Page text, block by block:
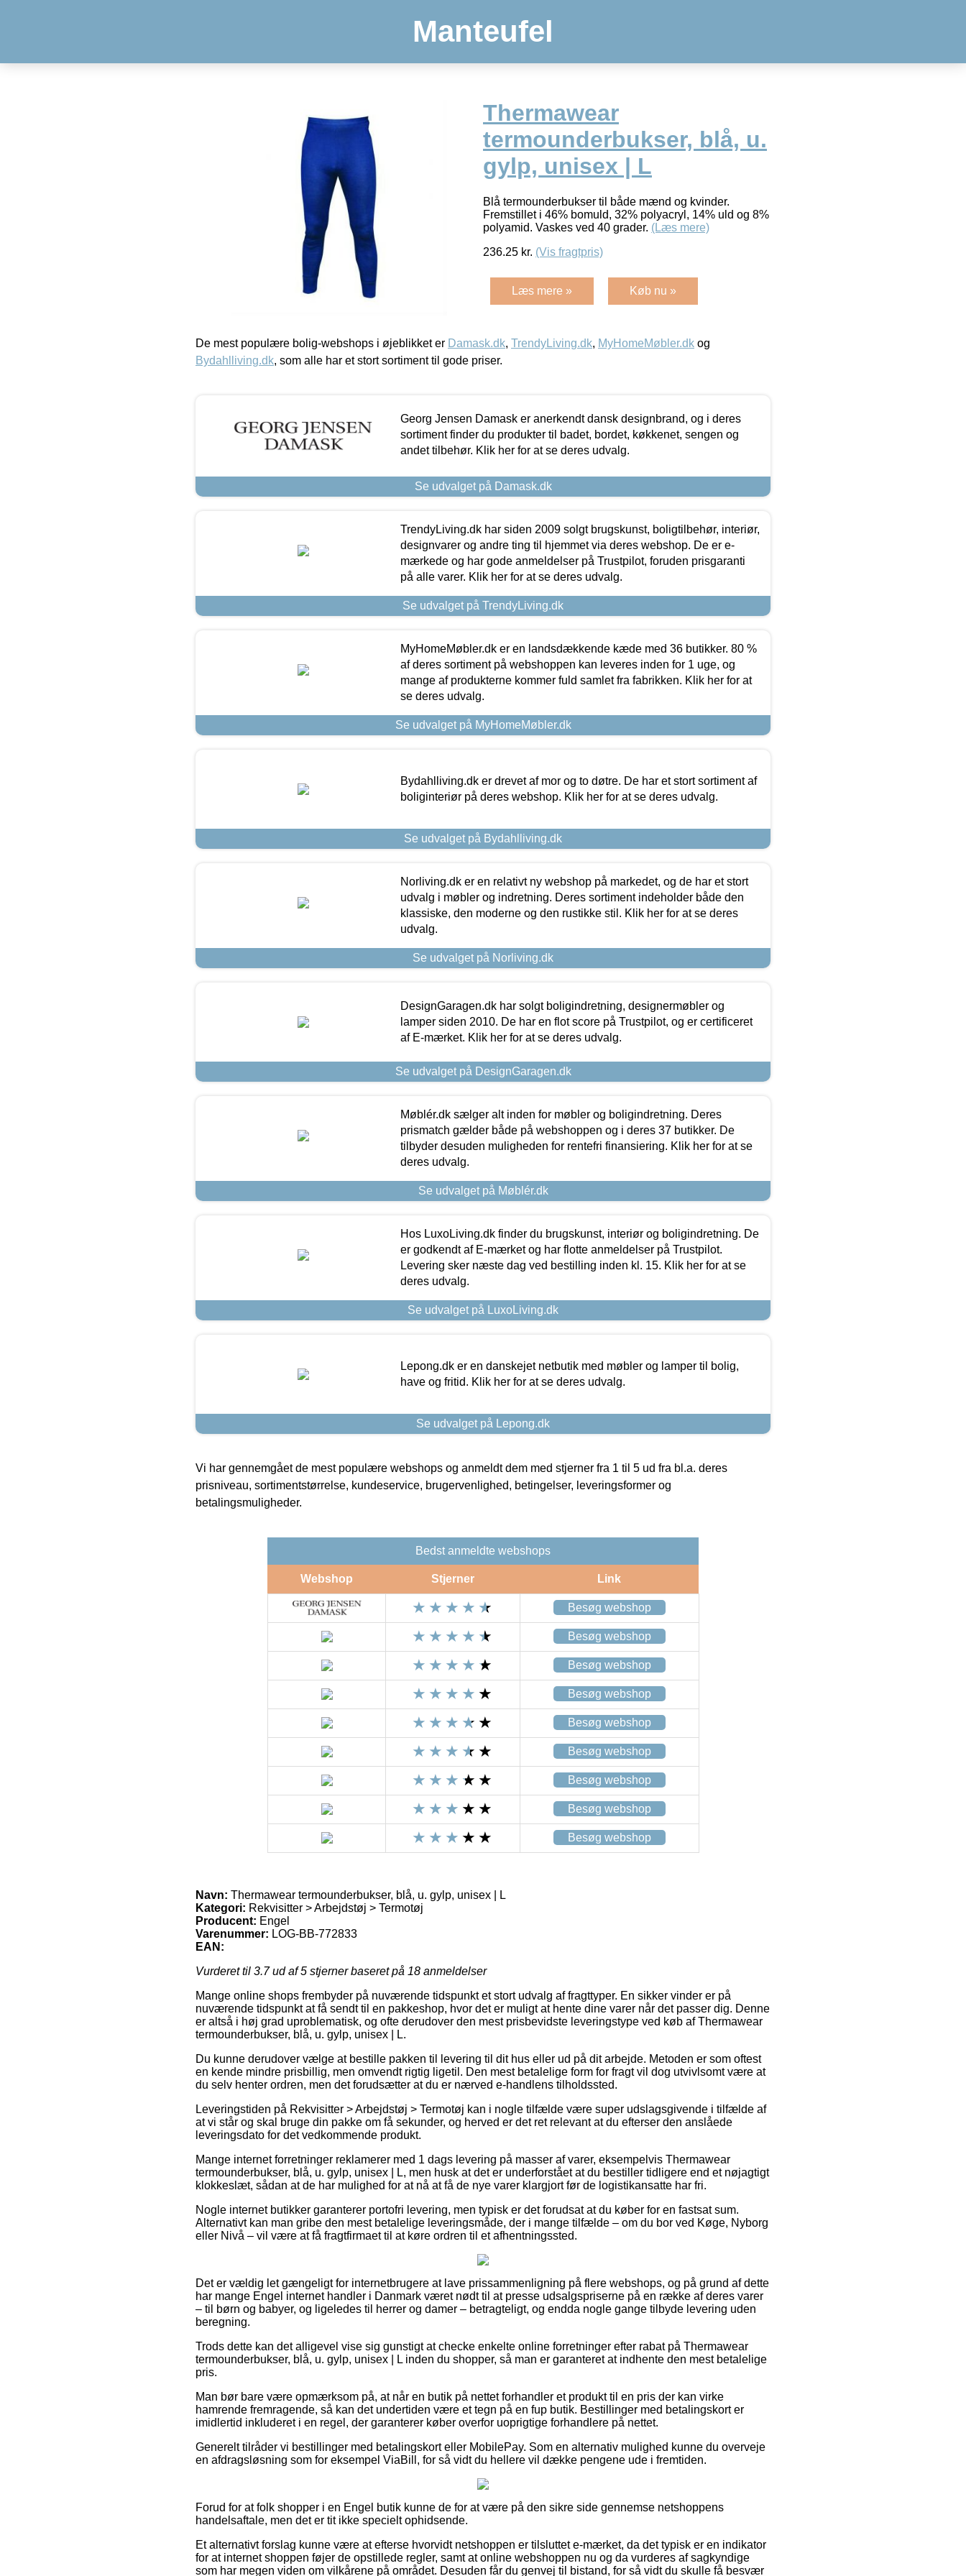
Manteufel
Thermawear
termounderbukser, blå, u.
gylp, unisex | L
Blå termounderbukser til både mænd og kvinder.
Fremstillet i 46% bomuld, 32% polyacryl, 14% uld og 8%
polyamid. Vaskes ved 40 grader. (Læs mere)
236.25 kr. (Vis fragtpris)
Læs mere » Køb nu »
De mest populære bolig-webshops i øjeblikket er Damask.dk, TrendyLiving.dk, MyHomeMøbler.dk og
Bydahlliving.dk, som alle har et stort sortiment til gode priser.
Georg Jensen Damask er anerkendt dansk designbrand, og i deres
sortiment finder du produkter til badet, bordet, køkkenet, sengen og
andet tilbehør. Klik her for at se deres udvalg.
Se udvalget på Damask.dk
TrendyLiving.dk har siden 2009 solgt brugskunst, boligtilbehør, interiør,
designvarer og andre ting til hjemmet via deres webshop. De er e-
mærkede og har gode anmeldelser på Trustpilot, foruden prisgaranti
på alle varer. Klik her for at se deres udvalg.
Se udvalget på TrendyLiving.dk
MyHomeMøbler.dk er en landsdækkende kæde med 36 butikker. 80 %
af deres sortiment på webshoppen kan leveres inden for 1 uge, og
mange af produkterne kommer fuld samlet fra fabrikken. Klik her for at
se deres udvalg.
Se udvalget på MyHomeMøbler.dk
Bydahlliving.dk er drevet af mor og to døtre. De har et stort sortiment af
boliginteriør på deres webshop. Klik her for at se deres udvalg.
Se udvalget på Bydahlliving.dk
Norliving.dk er en relativt ny webshop på markedet, og de har et stort
udvalg i møbler og indretning. Deres sortiment indeholder både den
klassiske, den moderne og den rustikke stil. Klik her for at se deres
udvalg.
Se udvalget på Norliving.dk
DesignGaragen.dk har solgt boligindretning, designermøbler og
lamper siden 2010. De har en flot score på Trustpilot, og er certificeret
af E-mærket. Klik her for at se deres udvalg.
Se udvalget på DesignGaragen.dk
Møblér.dk sælger alt inden for møbler og boligindretning. Deres
prismatch gælder både på webshoppen og i deres 37 butikker. De
tilbyder desuden muligheden for rentefri finansiering. Klik her for at se
deres udvalg.
Se udvalget på Møblér.dk
Hos LuxoLiving.dk finder du brugskunst, interiør og boligindretning. De
er godkendt af E-mærket og har flotte anmeldelser på Trustpilot.
Levering sker næste dag ved bestilling inden kl. 15. Klik her for at se
deres udvalg.
Se udvalget på LuxoLiving.dk
Lepong.dk er en danskejet netbutik med møbler og lamper til bolig,
have og fritid. Klik her for at se deres udvalg.
Se udvalget på Lepong.dk
Vi har gennemgået de mest populære webshops og anmeldt dem med stjerner fra 1 til 5 ud fra bl.a. deres
prisniveau, sortimentstørrelse, kundeservice, brugervenlighed, betingelser, leveringsformer og
betalingsmuligheder.
Bedst anmeldte webshops
Webshop Stjerner Link
Besøg webshop
Besøg webshop
Besøg webshop
Besøg webshop
Besøg webshop
Besøg webshop
Besøg webshop
Besøg webshop
Besøg webshop
Navn: Thermawear termounderbukser, blå, u. gylp, unisex | L
Kategori: Rekvisitter > Arbejdstøj > Termotøj
Producent: Engel
Varenummer: LOG-BB-772833
EAN:
Vurderet til 3.7ud af 5 stjerner baseret på 18 anmeldelser
Mange online shops frembyder på nuværende tidspunkt et stort udvalg af fragttyper. En sikker vinder er på
nuværende tidspunkt at få sendt til en pakkeshop, hvor det er muligt at hente dine varer når det passer dig. Denne
er altså i høj grad uproblematisk, og ofte derudover den mest prisbevidste leveringstype ved køb af Thermawear
termounderbukser, blå, u. gylp, unisex | L.
Du kunne derudover vælge at bestille pakken til levering til dit hus eller ud på dit arbejde. Metoden er som oftest
en kende mindre prisbillig, men omvendt rigtig ligetil. Den mest betalelige form for fragt vil dog utvivlsomt være at
du selv henter ordren, men det forudsætter at du er nærved e-handlens tilholdssted.
Leveringstiden på Rekvisitter > Arbejdstøj > Termotøj kan i nogle tilfælde være super udslagsgivende i tilfælde af
at vi står og skal bruge din pakke om få sekunder, og herved er det ret relevant at du efterser den anslåede
leveringsdato for det vedkommende produkt.
Mange internet forretninger reklamerer med 1 dags levering på masser af varer, eksempelvis Thermawear
termounderbukser, blå, u. gylp, unisex | L, men husk at det er underforstået at du bestiller tidligere end et nøjagtigt
klokkeslæt, sådan at de har mulighed for at nå at få de nye varer klargjort før de logistikansatte har fri.
Nogle internet butikker garanterer portofri levering, men typisk er det forudsat at du køber for en fastsat sum.
Alternativt kan man gribe den mest betalelige leveringsmåde, der i mange tilfælde – om du bor ved Køge, Nyborg
eller Nivå – vil være at få fragtfirmaet til at køre ordren til et afhentningssted.
Det er vældig let gængeligt for internetbrugere at lave prissammenligning på flere webshops, og på grund af dette
har mange Engel internet handler i Danmark været nødt til at presse udsalgspriserne på en række af deres varer
– til børn og babyer, og ligeledes til herrer og damer – betragteligt, og endda nogle gange tilbyde levering uden
beregning.
Trods dette kan det alligevel vise sig gunstigt at checke enkelte online forretninger efter rabat på Thermawear
termounderbukser, blå, u. gylp, unisex | L inden du shopper, så man er garanteret at indhente den mest betalelige
pris.
Man bør bare være opmærksom på, at når en butik på nettet forhandler et produkt til en pris der kan virke
hamrende fremragende, så kan det undertiden være et tegn på en fup butik. Bestillinger med betalingskort er
imidlertid inkluderet i en regel, der garanterer køber overfor uoprigtige forhandlere på nettet.
Generelt tilråder vi bestillinger med betalingskort eller MobilePay. Som en alternativ mulighed kunne du overveje
en afdragsløsning som for eksempel ViaBill, for så vidt du hellere vil dække pengene ude i fremtiden.
Forud for at folk shopper i en Engel butik kunne de for at være på den sikre side gennemse netshoppens
handelsaftale, men det er tit ikke specielt ophidsende.
Et alternativt forslag kunne være at efterse hvorvidt netshoppen er tilsluttet e-mærket, da det typisk er en indikator
for at internet shoppen føjer de opstillede regler, samt at online webshoppen nu og da vurderes af sagkyndige
som har megen viden om vilkårene på området. Desuden får du genvej til bistand, for så vidt du skulle få besvær